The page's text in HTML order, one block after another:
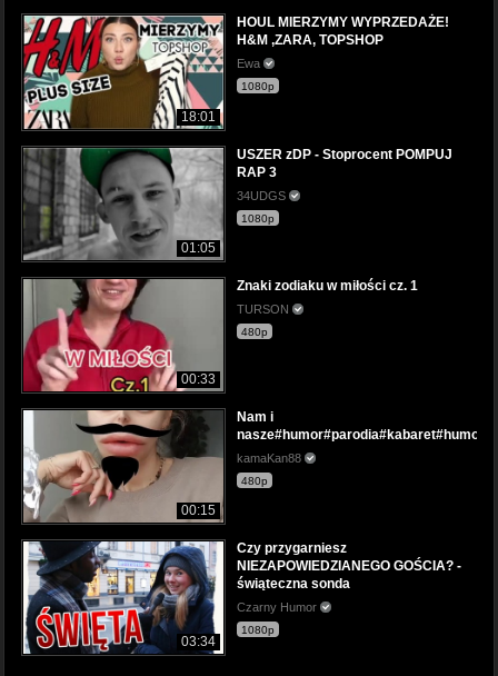
18:01
HOUL MIERZYMY WYPRZEDAŻE!
H&M ,ZARA, TOPSHOP
Ewa
1080p
01:05
USZER zDP - Stoprocent POMPUJ
RAP 3
34UDGS
1080p
00:33
Znaki zodiaku w miłości cz. 1
TURSON
480p
00:15
Nam i
kamaKan88
480p
03:34
Czy przygarniesz
NIEZAPOWIEDZIANEGO GOŚCIA? -
świąteczna sonda
Czarny Humor
1080p